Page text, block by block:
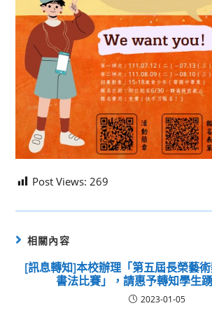
Post Views: 269
相關內容
[訊息轉知]本校辦理「第五屆長榮藝
書法比賽」，請惠予轉知學生
2023-01-05